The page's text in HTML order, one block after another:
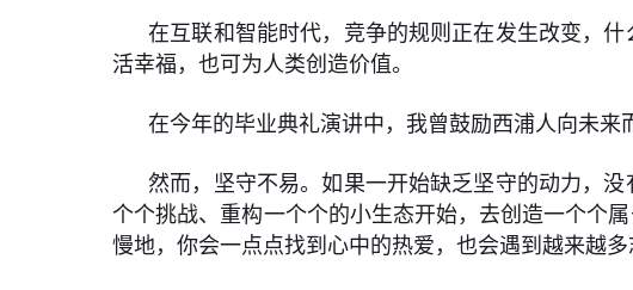
在互联和智能时代，竞争的规则正在发生改变，
活幸福，也可为人类创造价值。
在今年的毕业典礼演讲中，我曾鼓励西浦人向未来
然而，坚守不易。如果一开始缺乏坚守的动力，
个个挑战、重构一个个的小生态开始，去创造一个个
慢地，你会一点点找到心中的热爱，也会遇到越来越